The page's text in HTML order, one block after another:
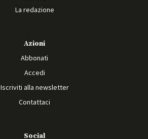
La redazione
Azioni
Abbonati
Accedi
Iscriviti alla newsletter
Contattaci
Social